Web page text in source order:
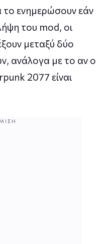
ενημερώσουν εάν
του mod, οι
μεταξύ δύο
ανάλογα με το αν ο
2077 είναι